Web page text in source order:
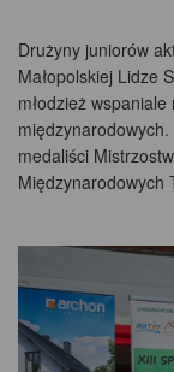
Drużyny juniorów
Małopolskiej Lidze
młodzież
medaliści
Międzynarodowych